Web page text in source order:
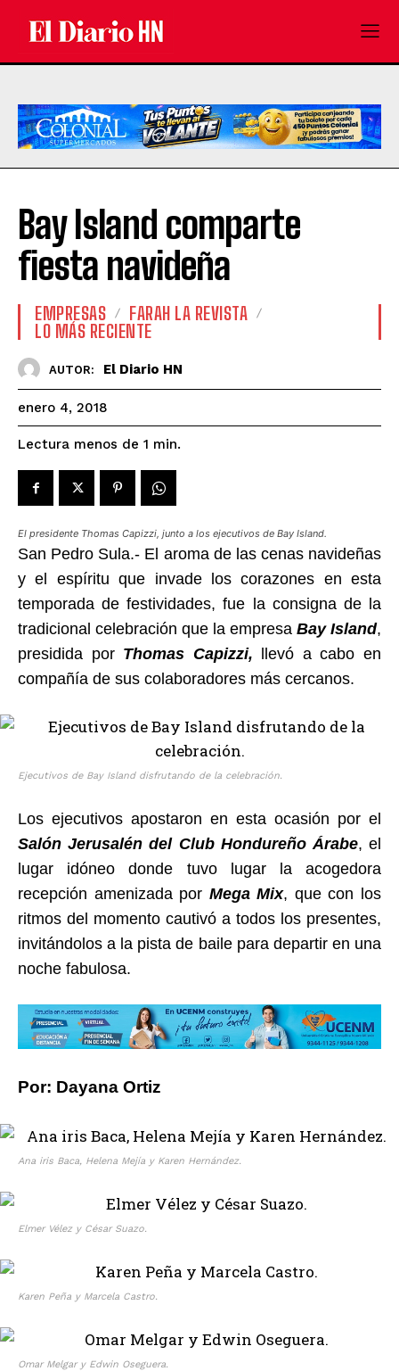
Bay Island comparte
fiesta navideña
EMPRESAS
FARAH LA REVISTA
LO MÁS RECIENTE
AUTOR: El Diario HN
enero 4, 2018
Lectura menos de 1 min.
El presidente Thomas Capizzi, junto a los ejecutivos de Bay Island.
San Pedro Sula.- El aroma de las cenas navideñas
y el espíritu que invade los corazones en esta
temporada de festividades, fue la consigna de la
tradicional celebración que la empresa Bay Island,
presidida por Thomas Capizzi, llevó a cabo en
compañía de sus colaboradores más cercanos.
Ejecutivos de Bay Island disfrutando de la celebración.
Los ejecutivos apostaron en esta ocasión por el
Salón Jerusalén del Club Hondureño Árabe, el
lugar idóneo donde tuvo lugar la acogedora
recepción amenizada por Mega Mix, que con los
ritmos del momento cautivó a todos los presentes,
invitándolos a la pista de baile para departir en una
noche fabulosa.
Por: Dayana Ortiz
Ana iris Baca, Helena Mejía y Karen Hernández.
Elmer Vélez y César Suazo.
Karen Peña y Marcela Castro.
Omar Melgar y Edwin Oseguera.